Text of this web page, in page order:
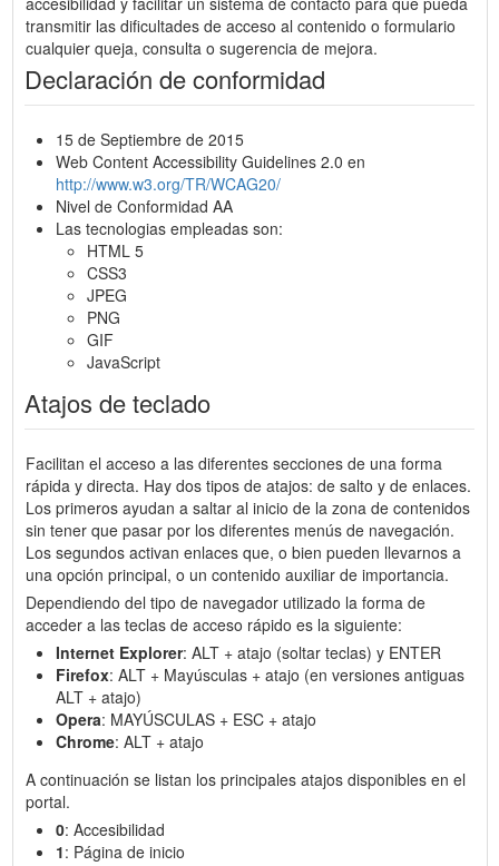
transmitir las dificultades de acceso al contenido o formulario
cualquier queja, consulta o sugerencia de mejora.
Declaración de conformidad
15 de Septiembre de 2015
Web Content Accessibility Guidelines 2.0 en
http://www.w3.org/TR/WCAG20/
Nivel de Conformidad AA
Las tecnologias empleadas son:
HTML 5
CSS3
JPEG
PNG
GIF
JavaScript
Atajos de teclado
Facilitan el acceso a las diferentes secciones de una forma
rápida y directa. Hay dos tipos de atajos: de salto y de enlaces.
Los primeros ayudan a saltar al inicio de la zona de contenidos
sin tener que pasar por los diferentes menús de navegación.
Los segundos activan enlaces que, o bien pueden llevarnos a
una opción principal, o un contenido auxiliar de importancia.
Dependiendo del tipo de navegador utilizado la forma de
acceder a las teclas de acceso rápido es la siguiente:
Internet Explorer: ALT + atajo (soltar teclas) y ENTER
Firefox: ALT + Mayúsculas + atajo (en versiones antiguas
ALT + atajo)
Opera: MAYÚSCULAS + ESC + atajo
Chrome: ALT + atajo
A continuación se listan los principales atajos disponibles en el
portal.
0: Accesibilidad
1: Página de inicio